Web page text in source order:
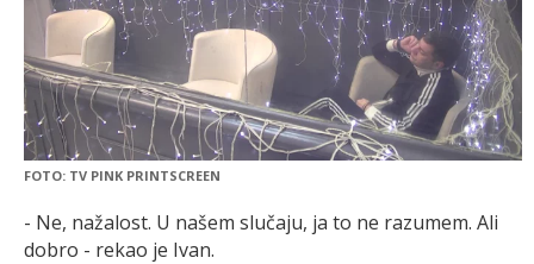
FOTO: TV PINK PRINTSCREEN
- Ne, nažalost. U našem slučaju, ja to ne razumem. Ali
dobro - rekao je Ivan.